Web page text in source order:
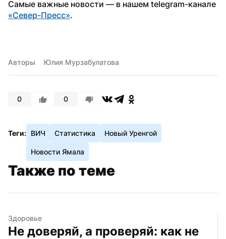
«Север-Пресс».
Авторы Юлия Мурзабулатова
0 0
Теги: ВИЧ Статистика Новый Уренгой
Новости Ямала
Также по теме
Здоровье
Не доверяй, а проверяй: как не